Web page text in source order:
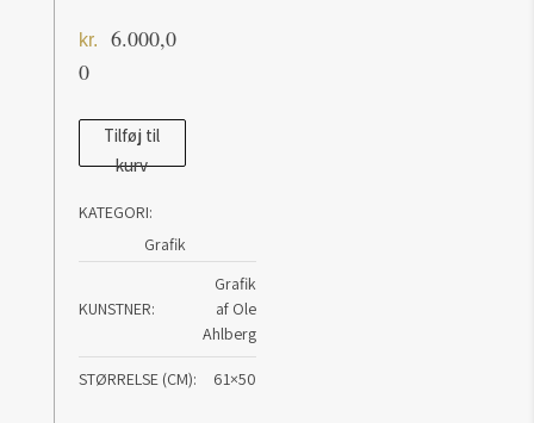
kr.
6.000,0
0
Distraction
ll
af
antal
Tilføj til
kurv
KATEGORI:
Grafik
KUNSTNER
Grafik
af Ole
Ahlberg
STØRRELSE (CM) 61×50